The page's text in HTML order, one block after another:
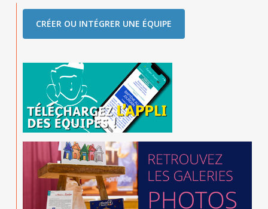
CRÉER OU INTÉGRER UNE ÉQUIPE